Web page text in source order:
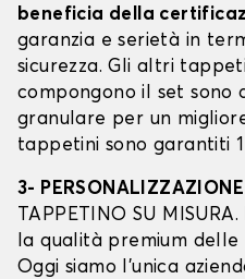
beneficia della
garanzia e serietà in
sicurezza. Gli altri
compongono il set sono
granulare per un
tappetini sono garantiti 1
3-
TAPPETINO SU
la qualità premium delle
Oggi siamo l’unica